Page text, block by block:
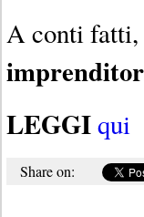
A conti fatti,
LEGGIqui
Share on: